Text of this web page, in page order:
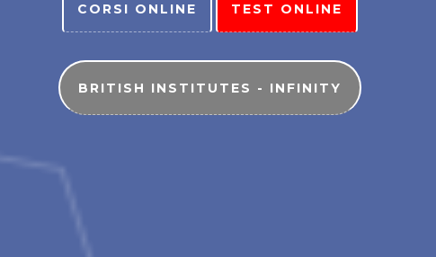
CORSI ONLINE TEST ONLINE
BRITISH INSTITUTES - INFINITY